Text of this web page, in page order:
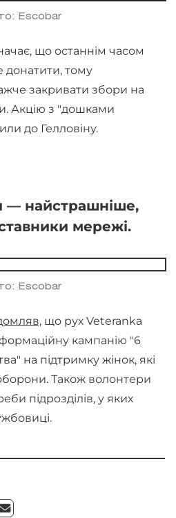
Escobar
що останнім часом
донатити, тому
закривати збори на
Акцію з "дошками
до Гелловіну.
— найстрашніше,
мережі.
Escobar
що рух Veteranka
кампанію "6
на підтримку жінок, які
Також волонтери
підрозділів, у яких